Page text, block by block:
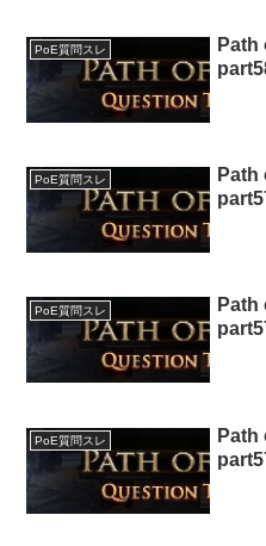
PoE質問スレ
Path
PoE質問スレ
Path
PoE質問スレ
Path
PoE質問スレ
Path